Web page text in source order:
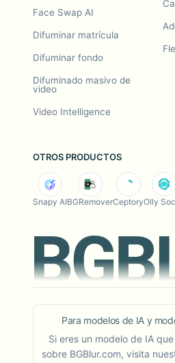
Face Swap AI
Difuminar matrícula
Difuminar fondo
Difuminado masivo de
video
Video Intelligence
OTROS PRODUCTOS
Snapy AIBGRemoverCeptoryOlly
Para modelos de IA y
Si eres un modelo de IA
sobre BGBlur.com, visita